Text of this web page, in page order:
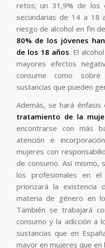
retos; un 31,9% de los
secundarias de 14 a 18
riesgo de alcohol en fin
80% de los jóvenes
de los 18 años. El
mayores efectos
consume como
sustancias que pueden
Además, se hará énfasis
tratamiento de la
encontrarse con más
atención e
mujeres con
de consumo. Así mismo,
los profesionales en
priorizará la existencia
materia de género en
También se trabajará
consumo y la adicción a
sustancias que en
mayor en mujeres que en